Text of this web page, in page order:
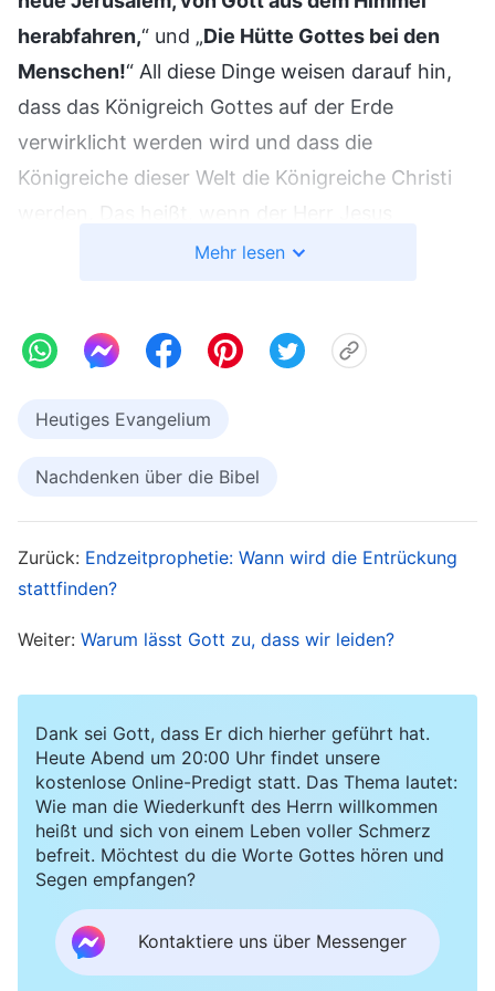
herabfahren,“ und „Die Hütte Gottes bei den
Menschen!“ All diese Dinge weisen darauf hin,
dass das Königreich Gottes auf der Erde
verwirklicht werden wird und dass die
Königreiche dieser Welt die Königreiche Christi
wiederkehrt, wird Er Sein Königreich auf Erden
Erde zu leben und Gott anzubeten. Alle
Gottes Worte werden die Anweisungen werden,
Ihn als über alles und größer als alles achten, und
dadurch wird das Königreich Gottes auf Erden
geschaffen werden. Wenn wir glauben, dass das
Himmel emporgehoben werden, sind diese
Prophezeiungen dann nicht nur leere Worte?
Gottes Wille wird auf Erden
geschehen und das Ziel der
Menschheit ist auf Erden
Vielleicht verstehen einige Brüder und
Mehr lesen
Heutiges Evangelium
Nachdenken über die Bibel
Zurück: Endzeitprophetie: Wann wird die Entrückung
stattfinden?
Weiter: Warum lässt Gott zu, dass wir leiden?
Dank sei Gott, dass Er dich hierher geführt hat.
Heute Abend um 20:00 Uhr findet unsere
kostenlose Online-Predigt statt. Das Thema lautet:
Wie man die Wiederkunft des Herrn willkommen
heißt und sich von einem Leben voller Schmerz
befreit. Möchtest du die Worte Gottes hören und
Segen empfangen?
Kontaktiere uns über Messenger